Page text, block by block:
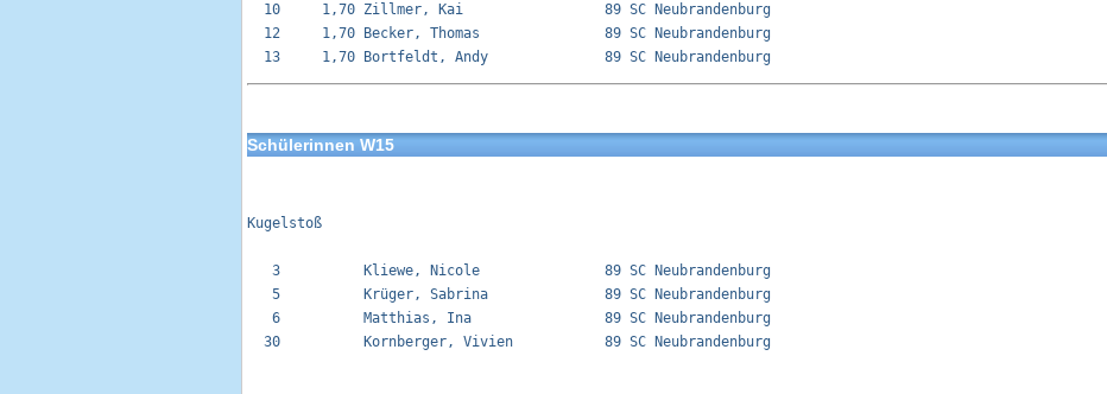
  10     1,70 Zillmer, Kai                 89 SC Neubrandenburg
  12     1,70 Becker, Thomas               89 SC Neubrandenburg
Schülerinnen W15
Kugelstoß
   3          Kliewe, Nicole               89 SC Neubrandenburg
   5          Krüger, Sabrina              89 SC Neubrandenburg
   6          Matthias, Ina                89 SC Neubrandenburg
  30          Kornberger, Vivien           89 SC Neubrandenburg